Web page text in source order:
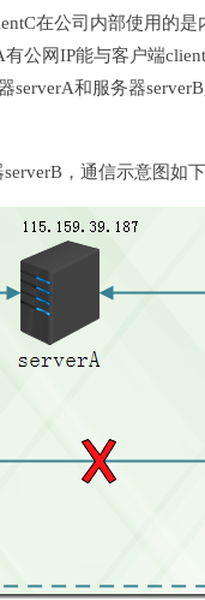
在公司内部使用的
公网IP能与客户端
serverA和服务器
，通信示意图如下